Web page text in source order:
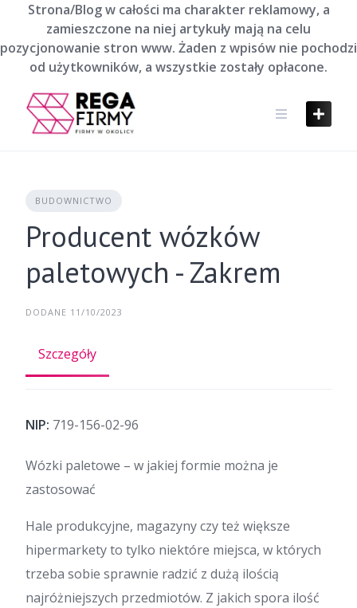
Strona/Blog w całości ma charakter reklamowy, a
zamieszczone na niej artykuły mają na celu
pozycjonowanie stron www. Żaden z wpisów nie pochodzi
od użytkowników, a wszystkie zostały opłacone.
content
BUDOWNICTWO
Producent wózków
paletowych - Zakrem
DODANE 11/10/2023
Szczegóły
NIP: 719-156-02-96
Wózki paletowe – w jakiej formie można je
zastosować
Hale produkcyjne, magazyny czy też większe
hipermarkety to tylko niektóre miejsca, w których
trzeba sobie sprawnie radzić z dużą ilością
najróżniejszych przedmiotów. Z jakich spora ilość